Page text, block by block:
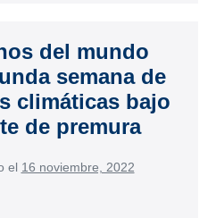
del mundo
semana de
climáticas bajo
de premura
el 16 noviembre, 2022